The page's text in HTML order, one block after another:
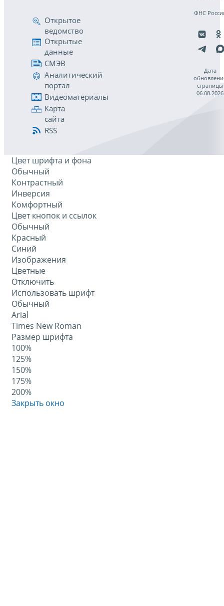
Открытое
ведомство
Открытые
данные
СМЭВ
Аналитический
портал
Видеоматериалы
Карта
сайта
RSS
ФНС
Дата
страницы
06.08.2026
Цвет шрифта и фона
Обычный
Контрастный
Инверсия
Комфортный
Цвет кнопок и ссылок
Обычный
Красный
Синий
Изображения
Цветные
Отключить
Использовать шрифт
Обычный
Arial
Times New Roman
Размер шрифта
100%
125%
150%
175%
200%
Закрыть окно